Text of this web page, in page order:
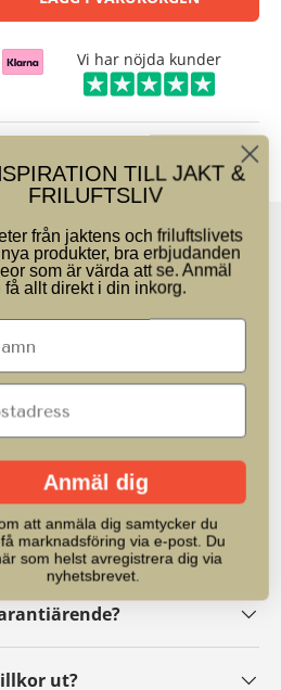
Vi har nöjda kunder
FRÅGOR
ett paket eller byter
tillbaka om jag
ut?
TILL JAKT &
FRILUFTSLIV
från jaktens och friluftslivets
produkter, bra erbjudanden
som är värda att se. Anmäl
allt direkt i din inkorg.
Anmäl dig
att anmäla dig samtycker du
marknadsföring via e-post. Du
som helst avregistrera dig via
nyhetsbrevet.